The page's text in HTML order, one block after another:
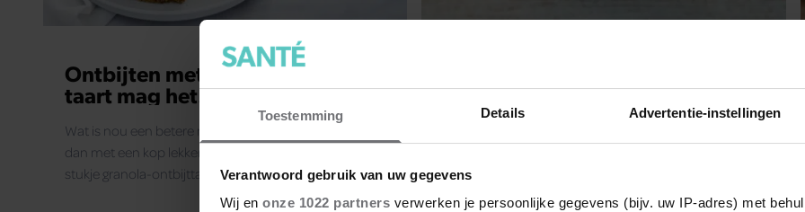
Toestemming Details Advertentie-instellingen
Verantwoord gebruik van uw gegevens
Wij en onze 1022 partners verwerken je persoonlijke gegevens (bijv. uw IP-adres) met
Ontbijten met taart? Met déze
taart mag het!
Wat is nou een betere manier om de dag te beginnen
dan met een kop lekkere plantaardige flat white en een
stukje granola-ontbijttaart met tropisch fruit?
gezonde pindakaas
Voedingscentrum. Maar hoe kies je nu een echte
gezonde pindakaas uit?